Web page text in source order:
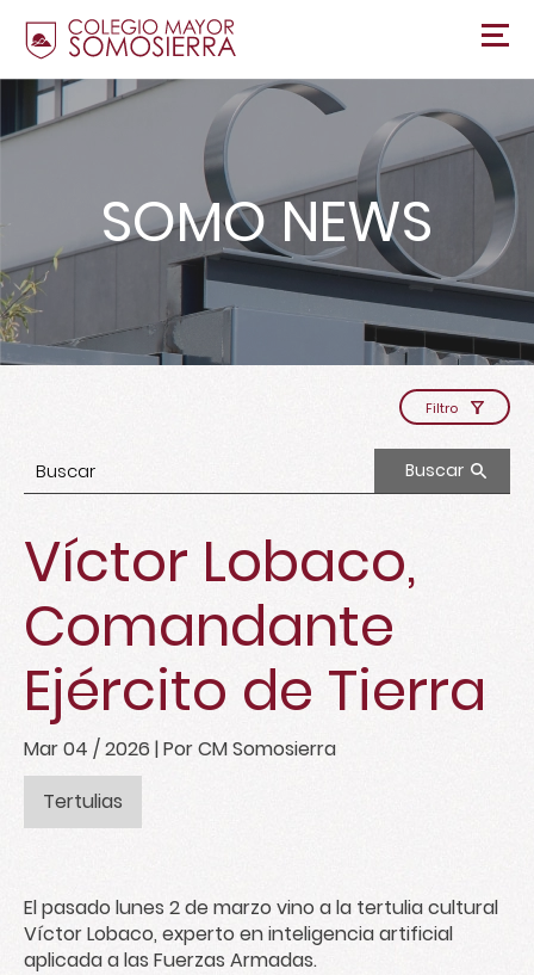
SOMO NEWS
Filtro
Buscar
Víctor Lobaco,
Comandante
Ejército de Tierra
Mar 04 / 2026 | Por CM Somosierra
Tertulias
El pasado lunes 2 de marzo vino a la tertulia cultural
Víctor Lobaco, experto en inteligencia artificial
aplicada a las Fuerzas Armadas.